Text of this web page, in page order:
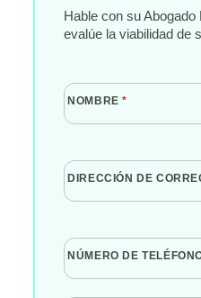
Hable con su
evalúe la viabilidad de
NOMBRE*
DIRECCIÓN DE
NÚMERO DE